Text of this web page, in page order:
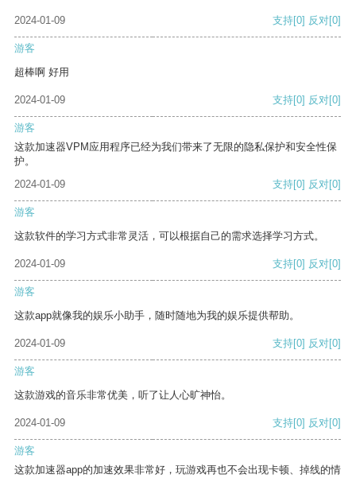
2024-01-09 支持[0] 反对[0]
游客
超棒啊 好用
2024-01-09 支持[0] 反对[0]
游客
这款加速器VPM应用程序已经为我们带来了无限的隐私保护和安全性保
护。
2024-01-09
支持[0] 反对[0]
游客
这款软件的学习方式非常灵活，可以根据自己的需求选择学习方式。
2024-01-09 支持[0] 反对[0]
游客
这款app就像我的娱乐小助手，随时随地为我的娱乐提供帮助。
2024-01-09 支持[0] 反对[0]
游客
这款游戏的音乐非常优美，听了让人心旷神怡。
2024-01-09 支持[0] 反对[0]
游客
这款加速器app的加速效果非常好，玩游戏再也不会出现卡顿、掉线的情